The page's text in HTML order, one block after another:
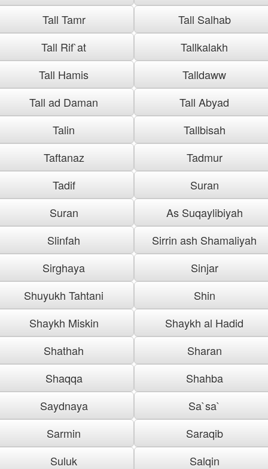
Tall Tamr
Tall Salhab
Tall Rif`at
Tallkalakh
Tall Hamis
Talldaww
Tall ad Daman
Tall Abyad
Talin
Tallbisah
Taftanaz
Tadmur
Tadif
Suran
Suran
As Suqaylibiyah
Slinfah
Sirrin ash Shamaliyah
Sirghaya
Sinjar
Shuyukh Tahtani
Shin
Shaykh Miskin
Shaykh al Hadid
Shathah
Sharan
Shaqqa
Shahba
Saydnaya
Sa`sa`
Sarmin
Saraqib
Suluk
Salqin